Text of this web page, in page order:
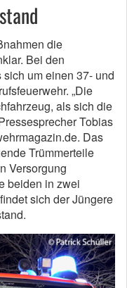
die
Bei den
um einen 37- und
„Die
als sich die
Tobias
Das
Trümmerteile
Versorgung
beiden in zwei
sich der Jüngere